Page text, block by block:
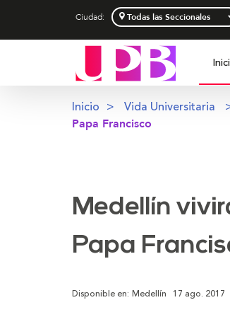
Ciudad:
Inicio Vida Universitaria
Papa Francisco
Medellín
Papa
Disponible en: Medellín 17 ago. 2017